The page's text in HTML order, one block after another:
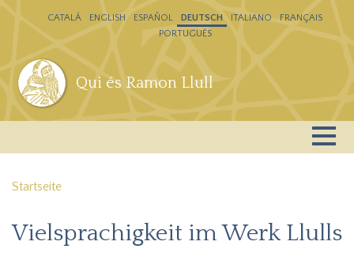
Direkt zum Inhalt
Qui és Ramon Llull
CATALÁ ENGLISH ESPAÑOL DEUTSCH ITALIANO
FRANÇAIS
PORTUGUÊS
Startseite
Vielsprachigkeit im Werk Llulls